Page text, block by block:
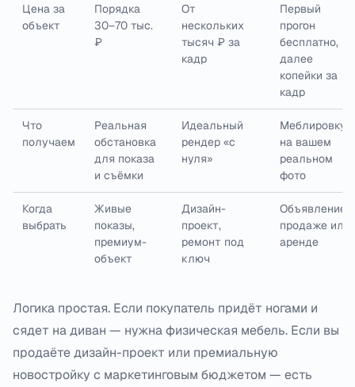
Цена за
объект
Порядка
30–70 тыс.
₽
От
нескольких
тысяч ₽ за
кадр
Первый
прогон
бесплатно,
далее
копейки за
кадр
Что
получаем
Реальная
обстановка
для показа
и съёмки
Идеальный
рендер «с
нуля»
Меблировку
на вашем
реальном
фото
Когда
выбрать
Живые
показы,
премиум-
объект
Дизайн-
проект,
ремонт под
ключ
Объявление о
продаже или
аренде
Логика простая. Если покупатель придёт ногами и
сядет на диван — нужна физическая мебель. Если вы
продаёте дизайн-проект или премиальную
новостройку с маркетинговым бюджетом — есть